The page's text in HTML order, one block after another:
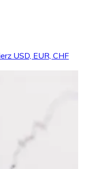
USD, EUR, CHF